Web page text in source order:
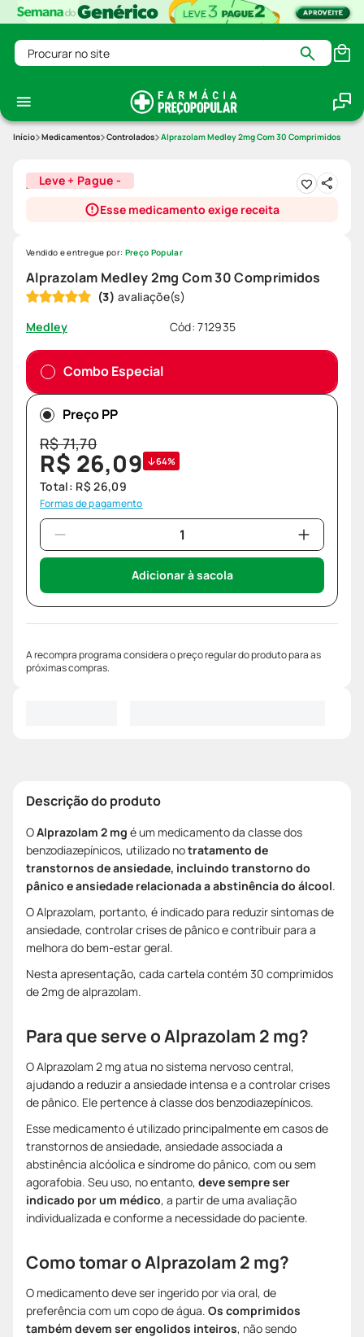
Procurar no site
Medicamentos Controlados Alprazolam Medley 2mg Com 30 Comprimidos
Leve + Pague -
Esse medicamento exige receita
Alprazolam Medley 2mg Com 30 Comprimidos
(3)
Medley
Cód:712935
Vendido e entregue por: Preço Popular
Combo Especial
Preço PP
R$71,70
R$ 26,09 64%
Total: R$ 26,09
Formas de pagamento
Adicionar à sacola
A recompra programa considera o preço regular do produto para as
próximas compras.
Descrição do produto
OAlprazolam 2 mg é um medicamento da classe dos
benzodiazepínicos, utilizado notratamento de
transtornos de ansiedade, incluindo transtorno do
pânico e ansiedade relacionada a abstinência do álcool.
O Alprazolam, portanto, é indicado para reduzir sintomas de
ansiedade, controlar crises de pânico e contribuir para a
melhora do bem-estar geral.
Nesta apresentação, cada cartela contém 30 comprimidos
de 2mg de alprazolam.
Para que serve o Alprazolam 2 mg?
O Alprazolam 2 mg atua no sistema nervoso central,
ajudando a reduzir a ansiedade intensa e a controlar crises
de pânico. Ele pertence à classe dos benzodiazepínicos.
Esse medicamento é utilizado principalmente em casos de
transtornos de ansiedade, ansiedade associada a
abstinência alcóolica e síndrome do pânico, com ou sem
agorafobia. Seu uso, no entanto, deve sempre ser
indicado por um médico, a partir de uma avaliação
individualizada e conforme a necessidade do paciente.
Como tomar o Alprazolam 2 mg?
O medicamento deve ser ingerido por via oral, de
preferência com um copo de água. Os comprimidos
também devem ser engolidos inteiros, não sendo